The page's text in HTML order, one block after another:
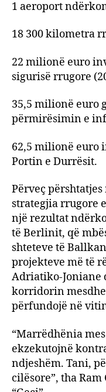
1 aeroport
18 300 kilometra
22 milionë euro
sigurisë rrugore
35,5 milionë euro
përmirësimin e
62,5 milionë euro
Portin e Durrësit.
Përveç
strategjia rrugore
një rezultat
të Berlinit, që
shteteve të
projekteve më të
Adriatiko-Joniane
korridorin
përfundojë në
“Marrëdhënia
ekzekutojnë
ndjeshëm. Tani,
cilësore”, tha